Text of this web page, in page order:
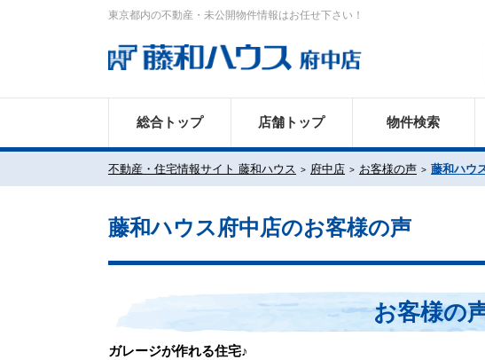
東京都内の不動産・未公開物件情報はお任せ下さい！
総合トップ 店舗トップ 物件検索
不動産・住宅情報サイト 藤和ハウス 府中店 お客様の声 藤和ハウ
藤和ハウス府中店のお客様の声
お客様の
ガレージが作れる住宅♪